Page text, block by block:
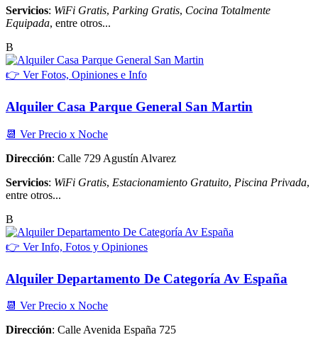
Servicios: WiFi Gratis, Parking Gratis, Cocina Totalmente
Equipada, entre otros...
B
👉 Ver Fotos, Opiniones e Info
Alquiler Casa Parque General San Martin
📆 Ver Precio x Noche
Dirección: Calle 729 Agustín Alvarez
Servicios: WiFi Gratis, Estacionamiento Gratuito, Piscina Privada,
entre otros...
B
👉 Ver Info, Fotos y Opiniones
Alquiler Departamento De Categoría Av España
📆 Ver Precio x Noche
Dirección: Calle Avenida España 725